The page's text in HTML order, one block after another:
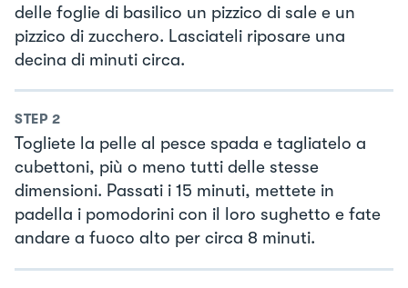
delle foglie di basilico un pizzico di sale e un
pizzico di zucchero. Lasciateli riposare una
decina di minuti circa.
STEP 2
Togliete la pelle al pesce spada e tagliatelo a
cubettoni, più o meno tutti delle stesse
dimensioni. Passati i 15 minuti, mettete in
padella i pomodorini con il loro sughetto e fate
andare a fuoco alto per circa 8 minuti.